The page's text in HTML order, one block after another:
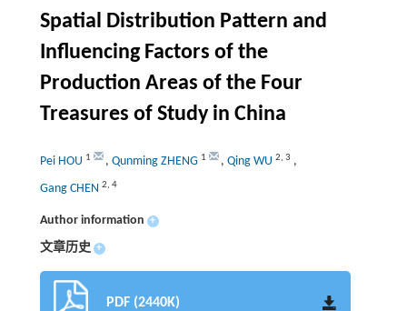
Spatial Distribution Pattern and
Influencing Factors of the
Production Areas of the Four
Treasures of Study in China
Pei HOU 1 , Qunming ZHENG 1 , Qing WU 2, 3 ,
Gang CHEN 2, 4
Author information +
文章历史 +
PDF (2440K)